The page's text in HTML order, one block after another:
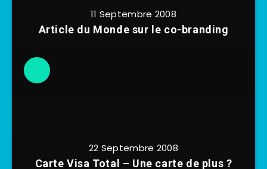
11 Septembre 2008
Article du Monde sur le co-branding
22 Septembre 2008
Carte Visa Total – Une carte de plus ?